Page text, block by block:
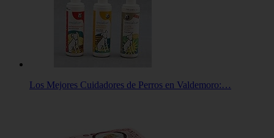
Los Mejores Cuidadores de Perros en Valdemoro:…